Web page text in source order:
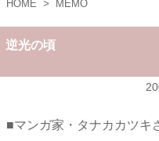
HOME > MEMO
逆光の頃
■マンガ家・タナカカツキ